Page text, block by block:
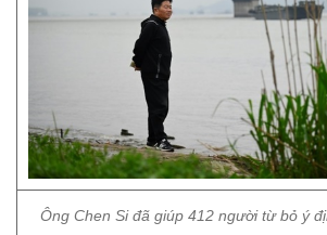
Ông Chen Si đã giúp 412 người từ bỏ ý